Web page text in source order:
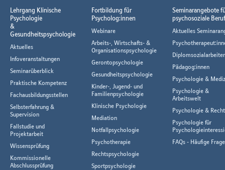
Lehrgang Klinische
Psychologie
&
Gesundheitspsychologie
Aktuelles
Infoveranstaltungen
Seminarüberblick
Praktische Kompetenz
Fachausbildungsstellen
Selbsterfahrung &
Supervision
Fallstudie und
Projektarbeit
Wissensprüfung
Kommissionelle
Abschlussprüfung
Fortbildung für
Psycholog:innen
Webinare
Arbeits-, Wirtschafts- &
Organisationspsychologie
Gerontopsychologie
Gesundheitspsychologie
Kinder-, Jugend- und
Familienpsychologie
Klinische Psychologie
Mediation
Notfallpsychologie
Psychotherapie
Rechtspsychologie
Sportpsychologie
Seminarangebote
psychosoziale
Aktuelles
Pädagog:innen
Psychologie &
Psychologie &
Arbeitswelt
Psychologie & Recht
Psychologie für
FAQs - Häufige